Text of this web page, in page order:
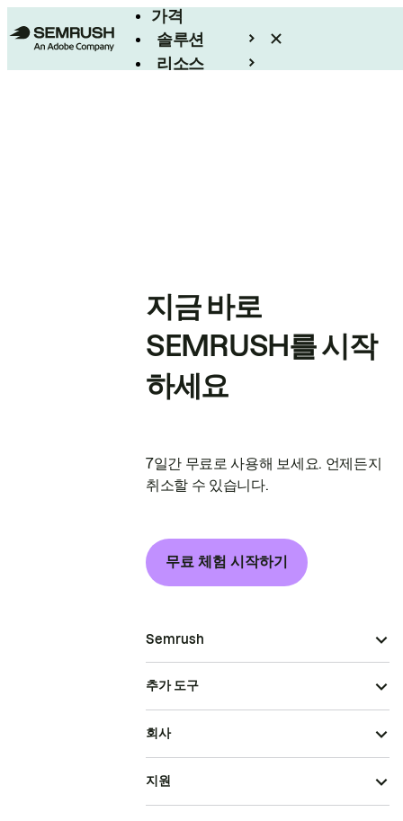
가격
솔루션
리소스
지금 바로
SEMRUSH를 시작
하세요
7일간 무료로 사용해 보세요. 언제든지
취소할 수 있습니다.
무료 체험 시작하기
Semrush
추가 도구
회사
지원